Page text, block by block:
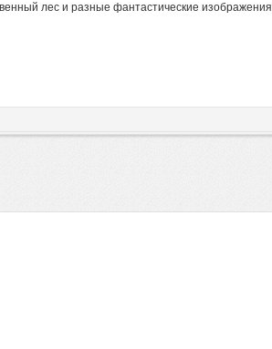
лес и разные фантастические изображения